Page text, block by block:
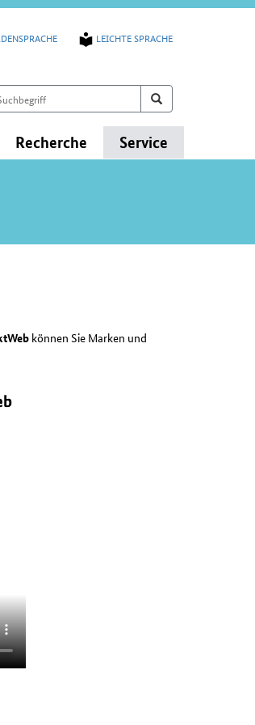
LEICHTE SPRACHE
Suchen
Recherche Service
können Sie Marken und